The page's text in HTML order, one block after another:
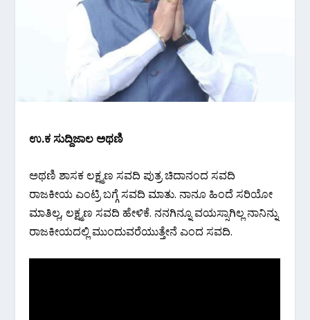
ಉ.ಕ‌ ಸುದ್ದಿಜಾಲ‌ ಅಥಣಿ
ಅಥಣಿ ಶಾಸಕ ಲಕ್ಷ್ಮಣ ಸವದಿ ಪುತ್ರ ಚಿದಾನಂದ ಸವದಿ
ರಾಜಕೀಯ ಎಂಟ್ರಿ ಬಗ್ಗೆ ಸವದಿ ಮಾತು. ನಾನೂ ಹಿಂದೆ ಸರಿಯೋ
ಮಾತಿಲ್ಲ, ಲಕ್ಷ್ಮಣ ಸವದಿ ಹೇಳಿಕೆ. ನನಗಿನ್ನೂ ವಯಸ್ಸಾಗಿಲ್ಲ ನಾನಿನ್ನು
ರಾಜಕೀಯದಲ್ಲಿ ಮುಂದುವರೆಯುತ್ತೇನೆ ಎಂದ ಸವದಿ.